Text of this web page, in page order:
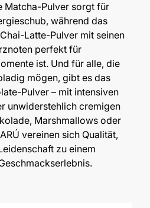
Matcha-Pulver sorgt für
während das
Latte-Pulver mit seinen
perfekt für
ist. Und für alle, die
mögen, gibt es das
Pulver – mit intensiven
unwiderstehlich cremigen
Marshmallows oder
vereinen sich Qualität,
zu einem